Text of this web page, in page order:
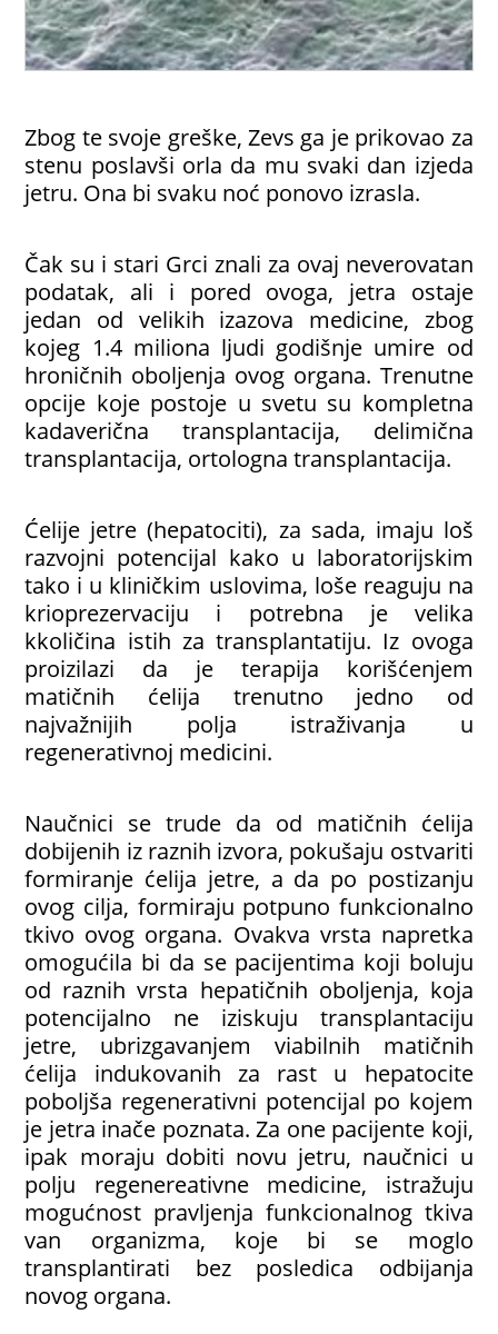
Zbog te svoje greške, Zevs ga je prikovao za
stenu poslavši orla da mu svaki dan izjeda
jetru. Ona bi svaku noć ponovo izrasla.
Čak su i stari Grci znali za ovaj neverovatan
podatak, ali i pored ovoga, jetra ostaje
jedan od velikih izazova medicine, zbog
kojeg 1.4 miliona ljudi godišnje umire od
hroničnih oboljenja ovog organa. Trenutne
opcije koje postoje u svetu su kompletna
kadaverična transplantacija, delimična
transplantacija, ortologna transplantacija.
Ćelije jetre (hepatociti), za sada, imaju loš
razvojni potencijal kako u laboratorijskim
tako i u kliničkim uslovima, loše reaguju na
krioprezervaciju i potrebna je velika
kkoličina istih za transplantatiju. Iz ovoga
proizilazi da je terapija korišćenjem
matičnih ćelija trenutno jedno od
najvažnijih polja istraživanja u
regenerativnoj medicini.
Naučnici se trude da od matičnih ćelija
dobijenih iz raznih izvora, pokušaju ostvariti
formiranje ćelija jetre, a da po postizanju
ovog cilja, formiraju potpuno funkcionalno
tkivo ovog organa. Ovakva vrsta napretka
omogućila bi da se pacijentima koji boluju
od raznih vrsta hepatičnih oboljenja, koja
potencijalno ne iziskuju transplantaciju
jetre, ubrizgavanjem viabilnih matičnih
ćelija indukovanih za rast u hepatocite
poboljša regenerativni potencijal po kojem
je jetra inače poznata. Za one pacijente koji,
ipak moraju dobiti novu jetru, naučnici u
polju regenereativne medicine, istražuju
mogućnost pravljenja funkcionalnog tkiva
van organizma, koje bi se moglo
transplantirati bez posledica odbijanja
novog organa.